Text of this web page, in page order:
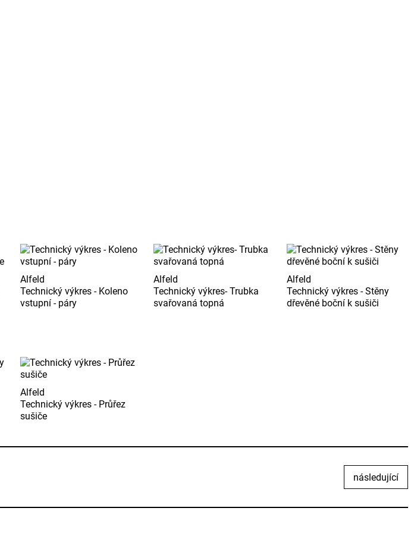
Alfeld
Technický výkres - Koleno
vstupní - páry
Alfeld
Technický výkres- Trubka
svařovaná topná
Alfeld
Technický výkres - Stěny
dřevěné boční k sušiči
Alfeld
Technický výkres - Průřez
sušiče
následující